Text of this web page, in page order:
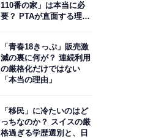
110番の家」は本当に必
要？ PTAが直面する理想
「青春18きっぷ」販売激
減の裏に何が？ 連続利用
の厳格化だけではない
「本当の理由」
「移民」に冷たいのはど
っちなのか？ スイスの厳
格過ぎる学歴選別と、日